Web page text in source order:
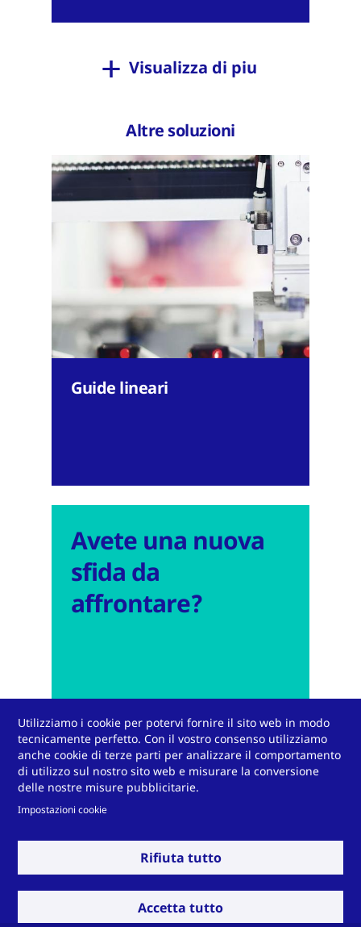
Visualizza di piu
Altre soluzioni
Guide lineari
Avete una nuova
sfida da
affrontare?
Contattateci
Utilizziamo i cookie per potervi fornire il sito web in modo
tecnicamente perfetto. Con il vostro consenso utilizziamo
anche cookie di terze parti per analizzare il comportamento
di utilizzo sul nostro sito web e misurare la conversione
delle nostre misure pubblicitarie.
Impostazioni cookie
Rifiuta tutto
Accetta tutto